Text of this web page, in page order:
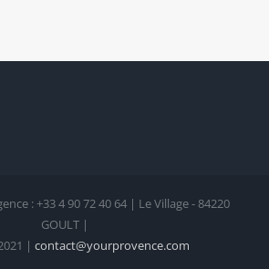
: +33 4 90 72 40 64 | Le Village - 84220
GOULT |
| contact@yourprovence.com